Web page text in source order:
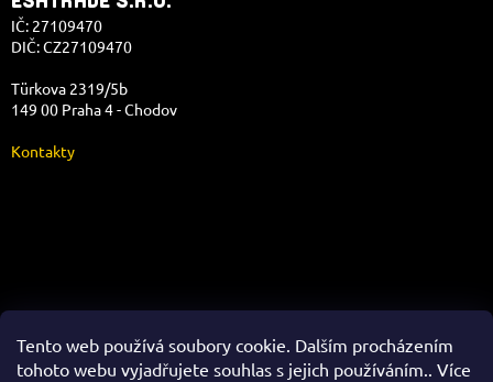
Tento web používá soubory cookie. Dalším procházením
tohoto webu vyjadřujete souhlas s jejich používáním.. Více
IČ: 27109470
DIČ: CZ27109470
Türkova 2319/5b
149 00 Praha 4 - Chodov
Kontakty